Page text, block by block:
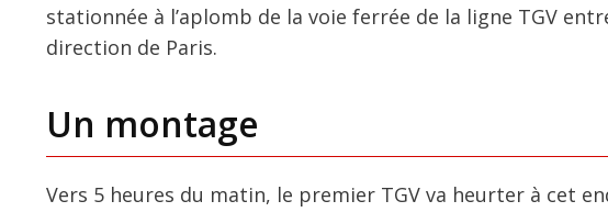
stationnée à l’aplomb de la voie ferrée de la ligne TGV
direction de Paris.
Un montage
Vers 5 heures du matin, le premier TGV va heurter à cet